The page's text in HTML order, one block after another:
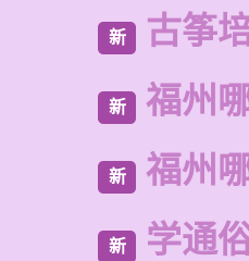
新 古筝
新 福州
新 福州
新 学通